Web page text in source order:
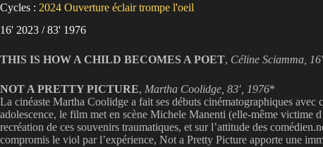
Cycles : 2024 Ouverture éclair trompe l'oeil
16' 2023 / 83' 1976
THIS IS HOW A CHILD BECOMES A POET, Céline Sciamma,
NOT A PRETTY PICTURE, Martha Coolidge, 83′, 1976*
La cinéaste Martha Coolidge a fait ses débuts cinématographiques
adolescence, le film met en scène Michele Manenti (elle-même victime
recréation de ces souvenirs traumatiques, et sur l’attitude des
compromis le viol par l’expérience, Not a Pretty Picture apporte une